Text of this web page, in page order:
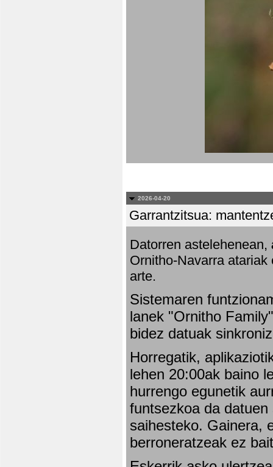
2026-04-20
Garrantzitsua:
Datorren astelehenean,
Ornitho-Navarra
arte.
Sistemaren
lanek "Ornitho
bidez datuak
Horregatik,
lehen 20:00ak baino
hurrengo egunetik
funtsezkoa da
saihesteko. Gainera,
berroneratzeak ez